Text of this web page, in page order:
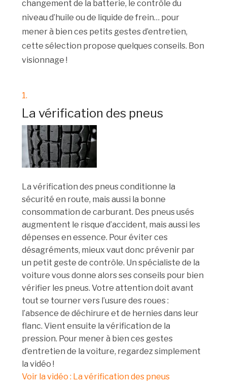
changement de la batterie, le contrôle du
niveau d’huile ou de liquide de frein… pour
mener à bien ces petits gestes d’entretien,
cette sélection propose quelques conseils. Bon
visionnage !
1.
La vérification des pneus
La vérification des pneus conditionne la
sécurité en route, mais aussi la bonne
consommation de carburant. Des pneus usés
augmentent le risque d’accident, mais aussi les
dépenses en essence. Pour éviter ces
désagréments, mieux vaut donc prévenir par
un petit geste de contrôle. Un spécialiste de la
voiture vous donne alors ses conseils pour bien
vérifier les pneus. Votre attention doit avant
tout se tourner vers l’usure des roues :
l’absence de déchirure et de hernies dans leur
flanc. Vient ensuite la vérification de la
pression. Pour mener à bien ces gestes
d’entretien de la voiture, regardez simplement
la vidéo !
Voir la vidéo : La vérification des pneus